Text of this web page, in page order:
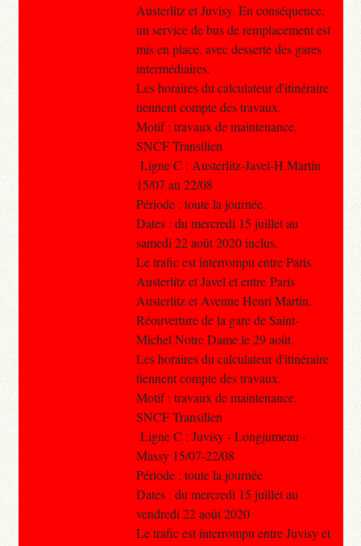
Austerlitz et Juvisy. En conséquence,
un service de bus de remplacement est
mis en place, avec desserte des gares
intermédiaires.
Les horaires du calculateur d'itinéraire
tiennent compte des travaux.
Motif : travaux de maintenance.
SNCF Transilien
Ligne C : Austerlitz-Javel-H.Martin
15/07 au 22/08
Période : toute la journée.
Dates : du mercredi 15 juillet au
samedi 22 août 2020 inclus.
Le trafic est interrompu entre Paris
Austerlitz et Javel et entre Paris
Austerlitz et Avenue Henri Martin.
Réouverture de la gare de Saint-
Michel Notre Dame le 29 août.
Les horaires du calculateur d'itinéraire
tiennent compte des travaux.
Motif : travaux de maintenance.
SNCF Transilien
Ligne C : Juvisy - Longjumeau -
Massy 15/07-22/08
Période : toute la journée
Dates : du mercredi 15 juillet au
vendredi 22 août 2020
Le trafic est interrompu entre Juvisy et